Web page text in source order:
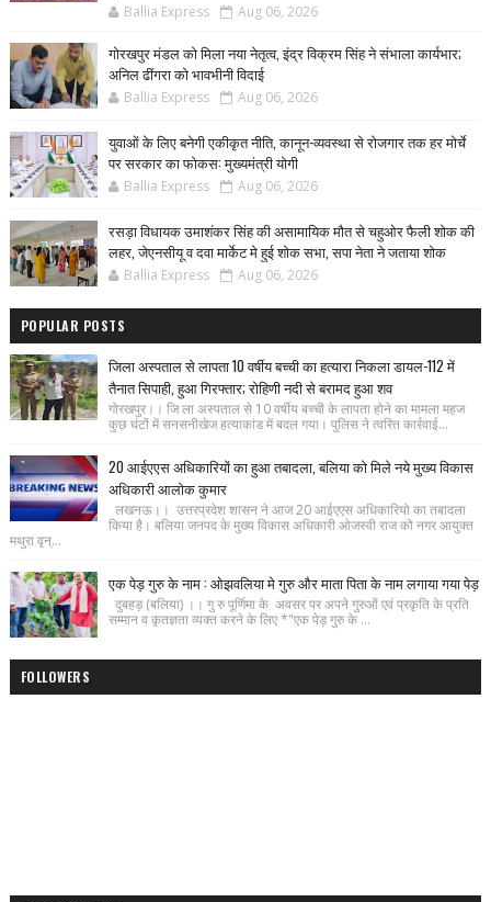
Ballia Express Aug 06, 2026
गोरखपुर मंडल को मिला नया नेतृत्व, इंद्र विक्रम सिंह ने संभाला कार्यभार;
अनिल ढींगरा को भावभीनी विदाई
Ballia Express Aug 06, 2026
युवाओं के लिए बनेगी एकीकृत नीति, कानून-व्यवस्था से रोजगार तक हर मोर्चे
पर सरकार का फोकस: मुख्यमंत्री योगी
Ballia Express Aug 06, 2026
रसड़ा विधायक उमाशंकर सिंह की असामायिक मौत से चहुओर फैली शोक की
लहर, जेएनसीयू व दवा मार्केट मे हुई शोक सभा, सपा नेता ने जताया शोक
Ballia Express Aug 06, 2026
POPULAR POSTS
जिला अस्पताल से लापता 10 वर्षीय बच्ची का हत्यारा निकला डायल-112 में
तैनात सिपाही, हुआ गिरफ्तार; रोहिणी नदी से बरामद हुआ शव
गोरखपुर।। जि ला अस्पताल से 10 वर्षीय बच्ची के लापता होने का मामला महज
कुछ घंटों में सनसनीखेज हत्याकांड में बदल गया। पुलिस ने त्वरित कार्रवाई...
20 आईएएस अधिकारियों का हुआ तबादला, बलिया को मिले नये मुख्य विकास
अधिकारी आलोक कुमार
लखनऊ।। उत्तरप्रदेश शासन ने आज 20 आईएएस अधिकारियो का तबादला
किया है। बलिया जनपद के मुख्य विकास अधिकारी ओजस्वी राज को नगर आयुक्त
मथुरा वृन्...
एक पेड़ गुरु के नाम : ओझवलिया मे गुरु और माता पिता के नाम लगाया गया पेड़
दुबहड़ (बलिया) ।। गु रु पूर्णिमा के अवसर पर अपने गुरुओं एवं प्रकृति के प्रति
सम्मान व कृतज्ञता व्यक्त करने के लिए *"एक पेड़ गुरु के ...
FOLLOWERS